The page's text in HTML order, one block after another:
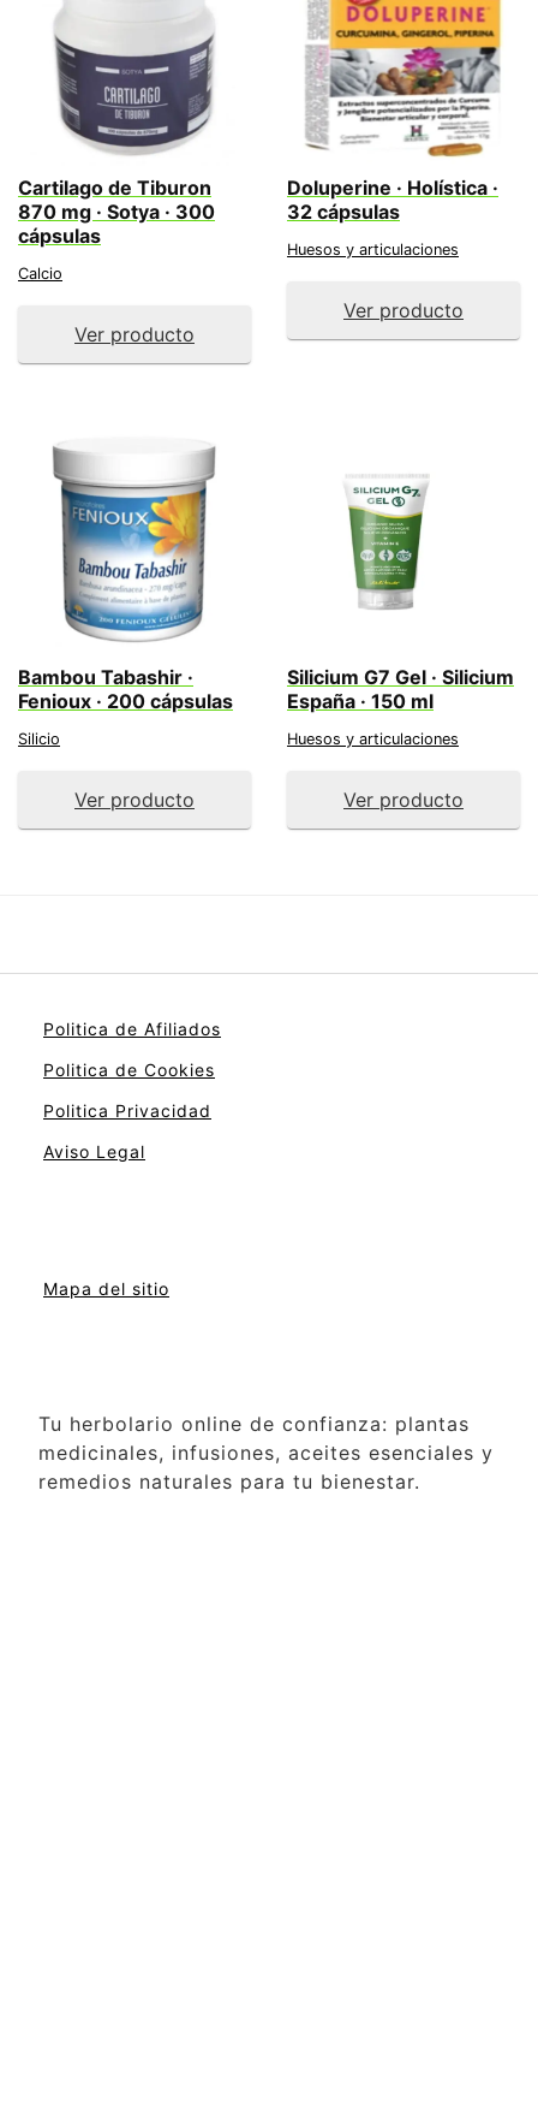
Cartilago de Tiburon
870 mg · Sotya · 300
cápsulas
Calcio
Ver producto
Doluperine · Holística ·
32 cápsulas
Huesos y articulaciones
Ver producto
Bambou Tabashir ·
Fenioux · 200 cápsulas
Silicio
Ver producto
Silicium G7 Gel · Silicium
España · 150 ml
Huesos y articulaciones
Ver producto
Politica de Afiliados
Politica de Cookies
Politica Privacidad
Aviso Legal
Mapa del sitio
Tu herbolario online de confianza: plantas
medicinales, infusiones, aceites esenciales y
remedios naturales para tu bienestar.